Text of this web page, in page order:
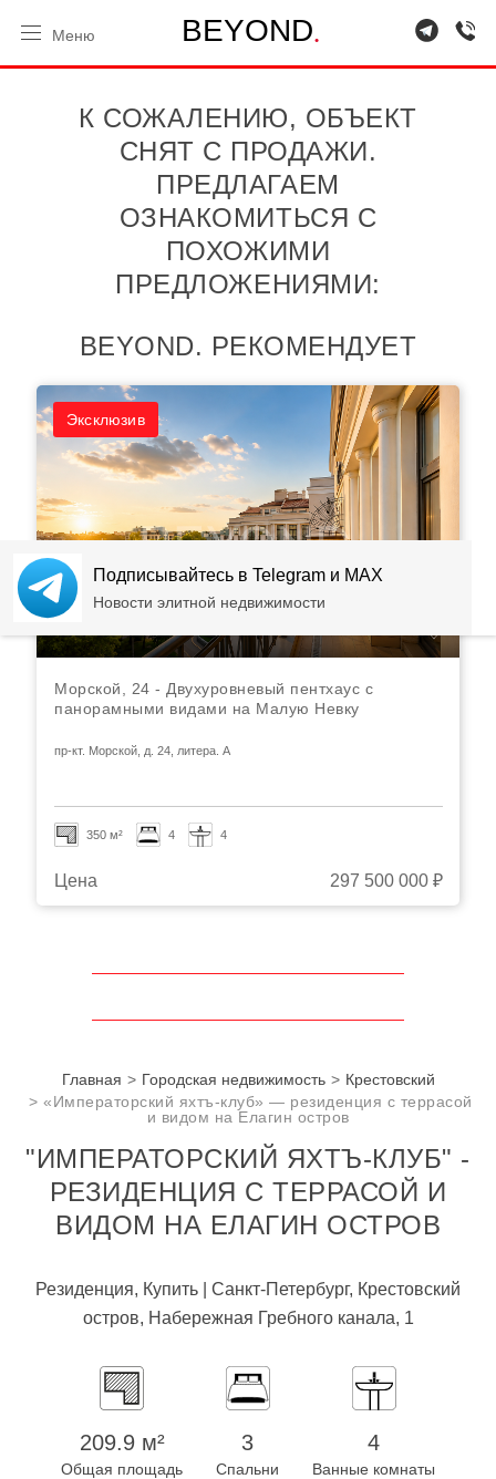
BEYOND.
Меню
К СОЖАЛЕНИЮ, ОБЪЕКТ
СНЯТ С ПРОДАЖИ.
ПРЕДЛАГАЕМ
ОЗНАКОМИТЬСЯ С
ПОХОЖИМИ
ПРЕДЛОЖЕНИЯМИ:
BEYOND. РЕКОМЕНДУЕТ
Эксклюзив
Морской, 24 - Двухуровневый пентхаус с
панорамными видами на Малую Невку
пр-кт. Морской, д. 24, литера. А
350 м² 4 4
Цена 297 500 000 ₽
Главная Городская недвижимость
Крестовский
«Императорский яхтъ-клуб» — резиденция с террасой
и видом на Елагин остров
"ИМПЕРАТОРСКИЙ ЯХТЪ-КЛУБ" -
РЕЗИДЕНЦИЯ С ТЕРРАСОЙ И
ВИДОМ НА ЕЛАГИН ОСТРОВ
Резиденция, Купить | Санкт-Петербург, Крестовский
остров, Набережная Гребного канала, 1
209.9 м²
Общая площадь
3
Спальни
4
Ванные комнаты
Подписывайтесь в Telegram и MAX
Новости элитной недвижимости